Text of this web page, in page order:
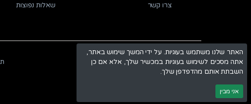
צרו קשר
שאלות נפוצות
האתר שלנו משתמש בעוגיות. על ידי המשך שימוש באתר,
אתה מסכים לשימוש בעוגיות במכשיר שלך, אלא אם כן
השבתת אותם מהדפדפן שלך.
אני מבין